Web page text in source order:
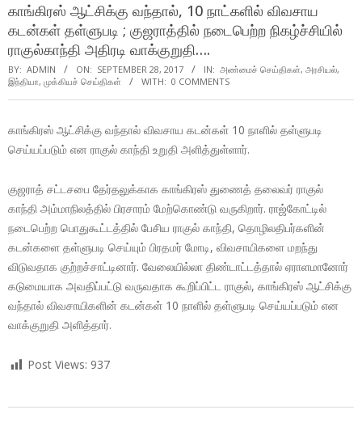
காங்கிரஸ் ஆட்சிக்கு வந்தால், 10 நாட்களில் விவசாய
கடன்கள் தள்ளுபடி ; குஜராத்தில் நடைபெற்ற நிகழ்ச்சியில்
ராகுல்காந்தி அதிரடி வாக்குறுதி….
BY: ADMIN ON: SEPTEMBER 28, 2017 IN: அண்மைச் செய்திகள், அரசியல்,
இந்தியா, முக்கியச் செய்திகள் WITH: 0 COMMENTS
காங்கிரஸ் ஆட்சிக்கு வந்தால் விவசாய கடன்கள் 10 நாளில் தள்ளுபடி
செய்யப்படும் என ராகுல் காந்தி உறுதி அளித்துள்ளார்.
குஜராத் சட்டசபை தேர்தலுக்காக காங்கிரஸ் துணைத் தலைவர் ராகுல்
காந்தி அம்மாநிலத்தில் பிரசாரம் மேற்கொண்டு வருகிறார். ராஜ்கோட்டில்
நடைபெற்ற பொதுகூட்டத்தில் பேசிய ராகுல் காந்தி, தொழிலதிபர்களின்
கடன்களை தள்ளுபடி செய்யும் பிரதமர் மோடி, விவசாயிகளை மறந்து
விடுவதாக குற்றச்சாட்டினார். வேலையில்லா திண்டாட்டத்தால் ஏராளமானோர்
கடுமையாக அவதிப்பட்டு வருவதாக கூறிப்பிட்ட ராகுல், காங்கிரஸ் ஆட்சிக்கு
வந்தால் விவசாயிகளின் கடன்கள் 10 நாளில் தள்ளுபடி செய்யப்படும் என
வாக்குறுதி அளித்தார்.
Post Views: 937